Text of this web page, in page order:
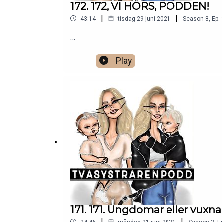
172. 172, VI HÖRS, PODDEN!
43:14 | tisdag 29 juni 2021 | Season 8 Ep.
…
Play
171. 171. Ungdomar eller vuxna